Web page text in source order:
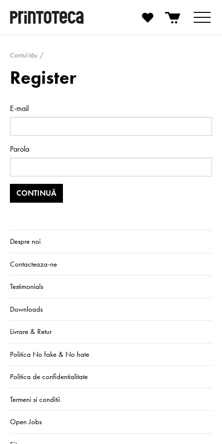
Contul tău
Register
E-mail
Parola
Despre noi
Contacteaza-ne
Testimonials
Downloads
Livrare & Retur
Politica No fake & No hate
Politica de confidentialitate
Termeni si conditii
Open Jobs